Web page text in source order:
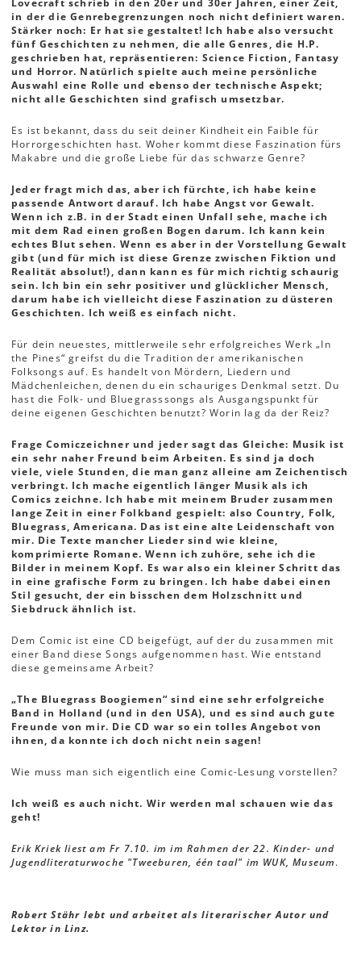
in der die Genrebegrenzungen noch nicht definiert waren.
Stärker noch: Er hat sie gestaltet! Ich habe also versucht
fünf Geschichten zu nehmen, die alle Genres, die H.P.
geschrieben hat, repräsentieren: Science Fiction, Fantasy
und Horror. Natürlich spielte auch meine persönliche
Auswahl eine Rolle und ebenso der technische Aspekt;
nicht alle Geschichten sind grafisch umsetzbar.
Es ist bekannt, dass du seit deiner Kindheit ein Faible für
Horrorgeschichten hast. Woher kommt diese Faszination fürs
Makabre und die große Liebe für das schwarze Genre?
Jeder fragt mich das, aber ich fürchte, ich habe keine
passende Antwort darauf. Ich habe Angst vor Gewalt.
Wenn ich z.B. in der Stadt einen Unfall sehe, mache ich
mit dem Rad einen großen Bogen darum. Ich kann kein
echtes Blut sehen. Wenn es aber in der Vorstellung Gewalt
gibt (und für mich ist diese Grenze zwischen Fiktion und
Realität absolut!), dann kann es für mich richtig schaurig
sein. Ich bin ein sehr positiver und glücklicher Mensch,
darum habe ich vielleicht diese Faszination zu düsteren
Geschichten. Ich weiß es einfach nicht.
Für dein neuestes, mittlerweile sehr erfolgreiches Werk „In
the Pines“ greifst du die Tradition der amerikanischen
Folksongs auf. Es handelt von Mördern, Liedern und
Mädchenleichen, denen du ein schauriges Denkmal setzt. Du
hast die Folk- und Bluegrasssongs als Ausgangspunkt für
deine eigenen Geschichten benutzt? Worin lag da der Reiz?
Frage Comiczeichner und jeder sagt das Gleiche: Musik ist
ein sehr naher Freund beim Arbeiten. Es sind ja doch
viele, viele Stunden, die man ganz alleine am Zeichentisch
verbringt. Ich mache eigentlich länger Musik als ich
Comics zeichne. Ich habe mit meinem Bruder zusammen
lange Zeit in einer Folkband gespielt: also Country, Folk,
Bluegrass, Americana. Das ist eine alte Leidenschaft von
mir. Die Texte mancher Lieder sind wie kleine,
komprimierte Romane. Wenn ich zuhöre, sehe ich die
Bilder in meinem Kopf. Es war also ein kleiner Schritt das
in eine grafische Form zu bringen. Ich habe dabei einen
Stil gesucht, der ein bisschen dem Holzschnitt und
Siebdruck ähnlich ist.
Dem Comic ist eine CD beigefügt, auf der du zusammen mit
einer Band diese Songs aufgenommen hast. Wie entstand
diese gemeinsame Arbeit?
„The Bluegrass Boogiemen“ sind eine sehr erfolgreiche
Band in Holland (und in den USA), und es sind auch gute
Freunde von mir. Die CD war so ein tolles Angebot von
ihnen, da konnte ich doch nicht nein sagen!
Wie muss man sich eigentlich eine Comic-Lesung vorstellen?
Ich weiß es auch nicht. Wir werden mal schauen wie das
geht!
Erik Kriek liest am Fr 7.10. im im Rahmen der 22. Kinder- und
Jugendliteraturwoche "Tweeburen, één taal" im WUK, Museum.
Robert Stähr lebt und arbeitet als literarischer Autor und
Lektor in Linz.